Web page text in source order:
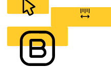
CURSOR LETTER SPACING